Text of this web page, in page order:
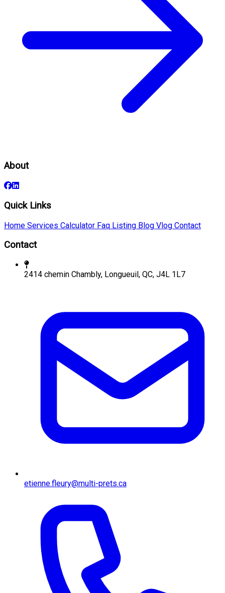
About
Quick Links
Home Services Calculator Faq Listing Blog Vlog Contact
Contact
2414 chemin Chambly, Longueuil, QC, J4L 1L7
etienne.fleury@multi-prets.ca